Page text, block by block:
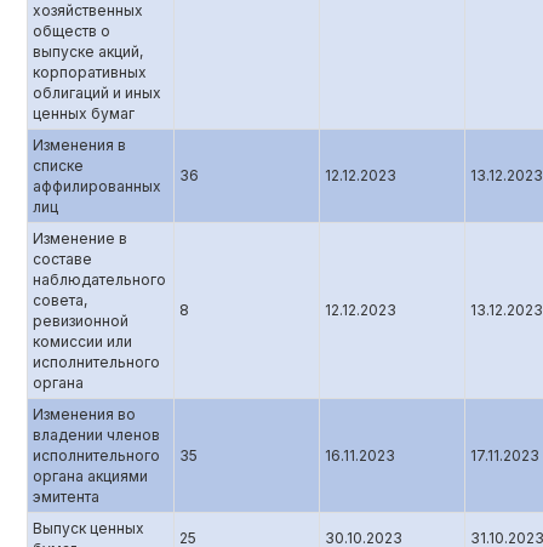
хозяйственных
обществ о
выпуске акций,
корпоративных
облигаций и иных
ценных бумаг
Изменения в
списке
аффилированных
лиц
36 12.12.2023 13.12.2023
Изменение в
составе
наблюдательного
совета,
ревизионной
комиссии или
исполнительного
органа
8 12.12.2023 13.12.2023
Изменения во
владении членов
исполнительного
органа акциями
эмитента
35 16.11.2023 17.11.2023
Выпуск ценных
25 30.10.2023 31.10.2023